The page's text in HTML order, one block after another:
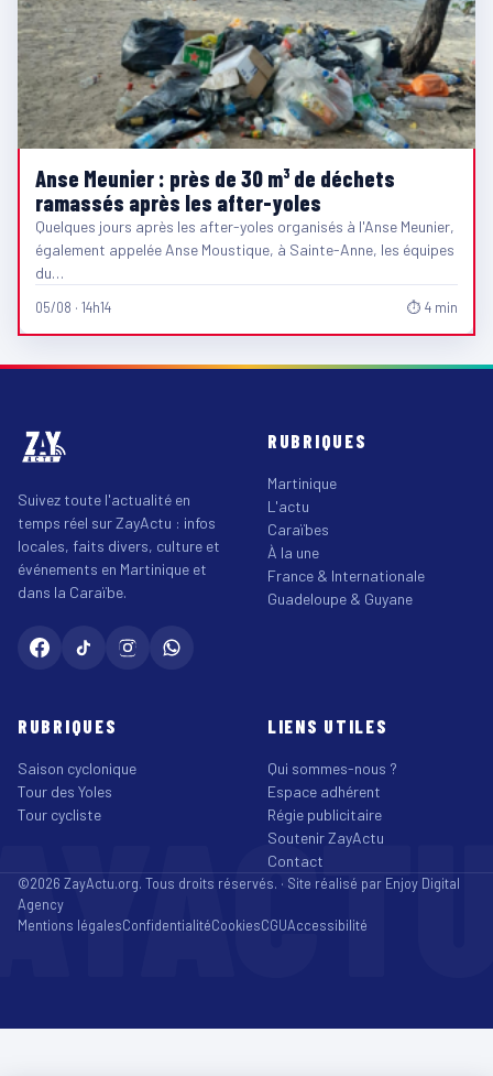
Anse Meunier : près de 30 m³ de déchets
ramassés après les after-yoles
Quelques jours après les after-yoles organisés à l'Anse Meunier,
également appelée Anse Moustique, à Sainte-Anne, les équipes
du…
05/08 · 14h14 ⏱ 4 min
Suivez toute l'actualité en
temps réel sur ZayActu : infos
locales, faits divers, culture et
événements en Martinique et
dans la Caraïbe.
RUBRIQUES
Martinique
L'actu
Caraïbes
À la une
France & Internationale
Guadeloupe & Guyane
RUBRIQUES
Saison cyclonique
Tour des Yoles
Tour cycliste
LIENS UTILES
Qui sommes-nous ?
Espace adhérent
Régie publicitaire
Soutenir ZayActu
Contact
©2026 ZayActu.org. Tous droits réservés. · Site réalisé par Enjoy Digital
Agency
Mentions légalesConfidentialitéCookiesCGUAccessibilité